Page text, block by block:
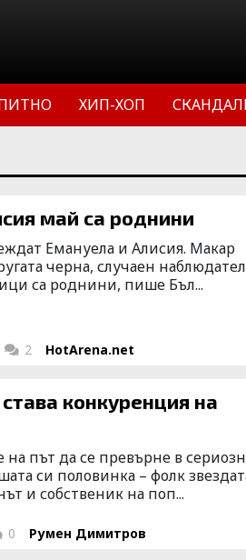
ХИП-ХОП
май са роднини
Емануела и Алисия. Макар
черна, случаен
са роднини, пише Бъл...
2 HotArena.net
на
път да се превърне в
си половинка – фолк
и собственик на поп...
0 Румен Димитров